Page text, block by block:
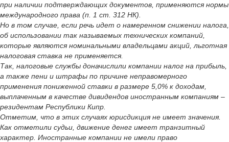
при наличии подтверждающих документов, применяются нормы
международного права (п. 1 ст. 312 НК).
Но в том случае, если речь идет о намеренном снижении налога,
об использовании так называемых технических компаний,
которые являются номинальными владельцами акций, льготная
налоговая ставка не применяется.
Так, налоговые службы доначислили компании налог на прибыль,
а также пени и штрафы по причине неправомерного
применения пониженной ставки в размере 5,0% к доходам,
выплаченным в качестве дивидендов иностранным компаниям –
резидентам Республики Кипр.
Отметим, что в этих случаях юрисдикция не имеет значения.
Как отметили судьи, движение денег имеет транзитный
характер. Иностранные компании не имели право